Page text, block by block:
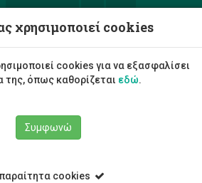
χρησιμοποιεί cookies
cookies για να εξασφαλίσει
της, όπως καθορίζεται εδώ.
Συμφωνώ
cookies